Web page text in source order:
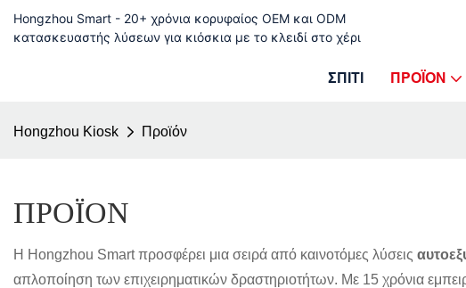
Hongzhou Smart - 20+ χρόνια κορυφαίος OEM και ODM
κατασκευαστής λύσεων για κιόσκια με το κλειδί στο χέρι
ΣΠΊΤΙ ΠΡΟΪΌΝ
Hongzhou Kiosk Προϊόν
ΠΡΟΪΌΝ
Η Hongzhou Smart προσφέρει μια σειρά από καινοτόμες λύσεις
απλοποίηση των επιχειρηματικών δραστηριοτήτων. Με 15 χρόνια